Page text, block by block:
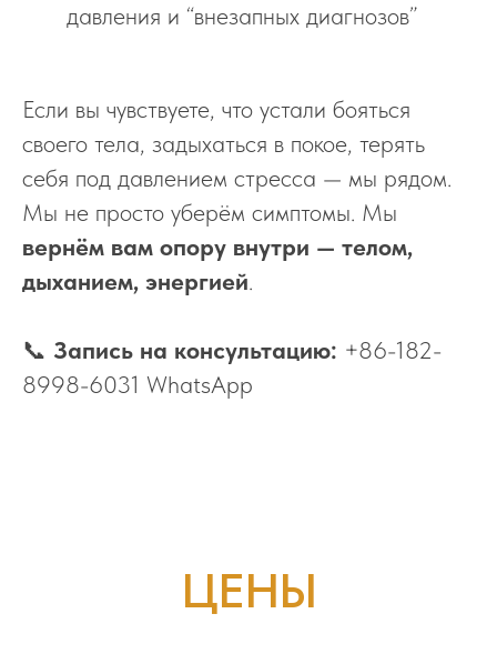
давления и “внезапных диагнозов”
Если вы чувствуете, что устали бояться
своего тела, задыхаться в покое, терять
себя под давлением стресса — мы рядом.
Мы не просто уберём симптомы. Мы
вернём вам опору внутри — телом,
дыханием, энергией.
📞 Запись на консультацию: +86-182-
8998-6031 WhatsApp
ЦЕНЫ